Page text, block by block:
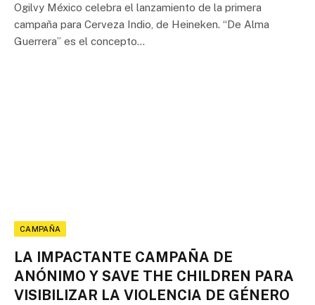
Ogilvy México celebra el lanzamiento de la primera
campaña para Cerveza Indio, de Heineken. “De Alma
Guerrera” es el concepto…
CAMPAÑA
LA IMPACTANTE CAMPAÑA DE
ANÓNIMO Y SAVE THE CHILDREN PARA
VISIBILIZAR LA VIOLENCIA DE GÉNERO